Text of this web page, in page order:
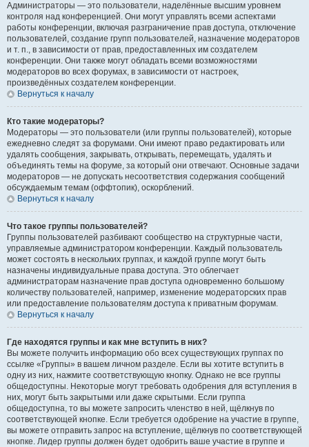
Администраторы — это пользователи, наделённые высшим уровнем
контроля над конференцией. Они могут управлять всеми аспектами
работы конференции, включая разграничение прав доступа, отключение
пользователей, создание групп пользователей, назначение модераторов
и т. п., в зависимости от прав, предоставленных им создателем
конференции. Они также могут обладать всеми возможностями
модераторов во всех форумах, в зависимости от настроек,
произведённых создателем конференции.
Вернуться к началу
Кто такие модераторы?
Модераторы — это пользователи (или группы пользователей), которые
ежедневно следят за форумами. Они имеют право редактировать или
удалять сообщения, закрывать, открывать, перемещать, удалять и
объединять темы на форуме, за который они отвечают. Основные задачи
модераторов — не допускать несоответствия содержания сообщений
обсуждаемым темам (оффтопик), оскорблений.
Вернуться к началу
Что такое группы пользователей?
Группы пользователей разбивают сообщество на структурные части,
управляемые администратором конференции. Каждый пользователь
может состоять в нескольких группах, и каждой группе могут быть
назначены индивидуальные права доступа. Это облегчает
администраторам назначение прав доступа одновременно большому
количеству пользователей, например, изменение модераторских прав
или предоставление пользователям доступа к приватным форумам.
Вернуться к началу
Где находятся группы и как мне вступить в них?
Вы можете получить информацию обо всех существующих группах по
ссылке «Группы» в вашем личном разделе. Если вы хотите вступить в
одну из них, нажмите соответствующую кнопку. Однако не все группы
общедоступны. Некоторые могут требовать одобрения для вступления в
них, могут быть закрытыми или даже скрытыми. Если группа
общедоступна, то вы можете запросить членство в ней, щёлкнув по
соответствующей кнопке. Если требуется одобрение на участие в группе,
вы можете отправить запрос на вступление, щёлкнув по соответствующей
кнопке. Лидер группы должен будет одобрить ваше участие в группе и